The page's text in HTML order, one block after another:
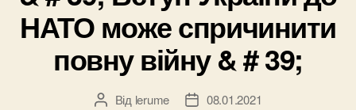
НАТО може спричинити
повну війну & # 39;
Автор
Від lerume
Дата08.01.2021